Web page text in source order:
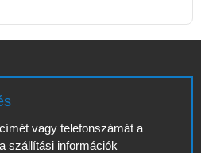
vagy telefonszámát a
szállítási információk